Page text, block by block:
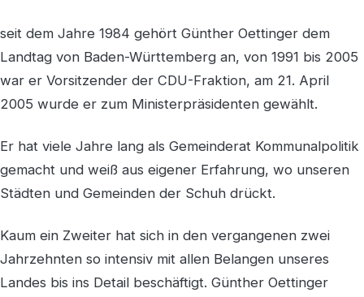
seit dem Jahre 1984 gehört Günther Oettinger dem
Landtag von Baden-Württemberg an, von 1991 bis 2005
war er Vorsitzender der CDU-Fraktion, am 21. April
2005 wurde er zum Ministerpräsidenten gewählt.
Er hat viele Jahre lang als Gemeinderat Kommunalpolitik
gemacht und weiß aus eigener Erfahrung, wo unseren
Städten und Gemeinden der Schuh drückt.
Kaum ein Zweiter hat sich in den vergangenen zwei
Jahrzehnten so intensiv mit allen Belangen unseres
Landes bis ins Detail beschäftigt. Günther Oettinger